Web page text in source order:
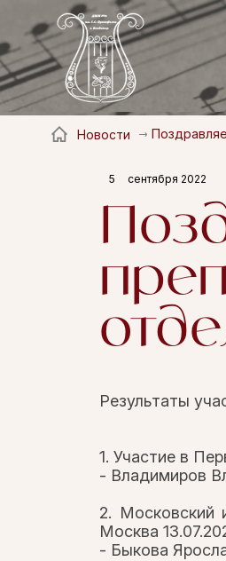
Новости
5 сентября 2022
Результаты
1. Участие в
- Владимиров
2. Московский
Москва
- Быкова